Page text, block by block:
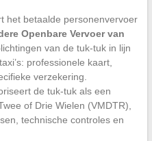
het betaalde personenvervoer
Openbare Vervoer van
van de tuk-tuk in lijn
professionele kaart,
verzekering.
de tuk-tuk als een
of Drie Wielen (VMDTR),
technische controles en